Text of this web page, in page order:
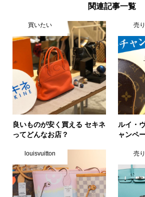
関連記事一覧
買いたい
良いものが安く買える セキネ
ってどんなお店？
売
ルイ・
ャンペ
louisvuitton 売